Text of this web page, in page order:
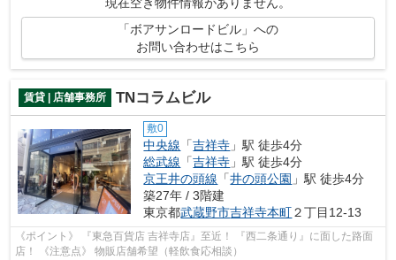
「ボアサンロードビル」への
お問い合わせはこちら
賃貸 | 店舗事務所 TNコラムビル
敷0
中央線 「吉祥寺 」駅 徒歩4分
総武線 「吉祥寺 」駅 徒歩4分
京王井の頭線 「井の頭公園 」駅 徒歩4分
築27年 / 3階建
東京都武蔵野市吉祥寺本町２丁目12-13
《ポイント》 『東急百貨店 吉祥寺店』至近！ 『西二条通り』に面した路面
店！ 《注意点》 物販店舗希望（軽飲食応相談）